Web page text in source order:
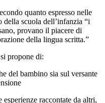
quanto espresso nelle
scuola dell’infanzia “i
provano il piacere di
della lingua scritta.”
propone di:
del bambino sia sul versante
raccontate da altri,